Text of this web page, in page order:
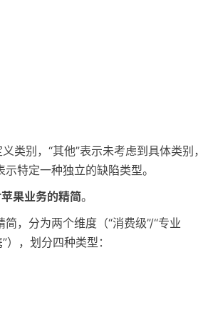
类别，“其他”表示未考虑到具体类别，
特定一种独立的缺陷类型。
果业务的精简。
，分为两个维度（“消费级”/“专业
），划分四种类型：